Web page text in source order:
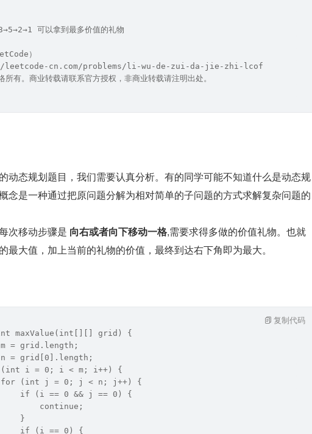
可以拿到最多价值的礼物
）
leetcode-cn.com/problems/li-wu-de-zui-da-jie-zhi-lcof
所有。商业转载请联系官方授权，非商业转载请注明出处。
动态规划题目，我们需要认真分析。有的同学可能不知道什么是动态规
念是一种通过把原问题分解为相对简单的子问题的方式求解复杂问题的
次移动步骤是 向右或者向下移动一格,需要求得多做的价值礼物。也就
最大值，加上当前的礼物的价值，最终到达右下角即为最大。
maxValue(int[][] grid) {
= grid.length;
= grid[0].length;
i = 0; i < m; i++) {
(int j = 0; j < n; j++) {
if (i == 0 && j == 0) {
continue;
}
if (i == 0) {
复制代码